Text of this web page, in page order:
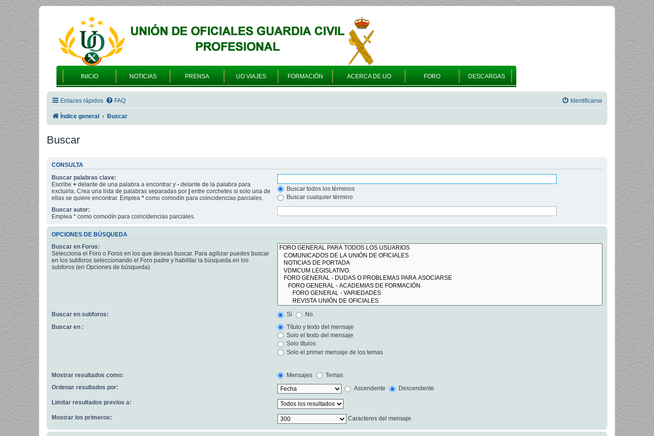
INICIO NOTICIAS PRENSA UO VIAJES FORMACIÓN ACERCA DE UO FORO DESCARGAS
Enlaces rápidos FAQ Identificarse
Índice general Buscar
Buscar
CONSULTA
Buscar palabras clave:
Escribe + delante de una palabra a encontrar y - delante de la palabra para
excluirla. Crea una lista de palabras separadas por
entre corchetes si solo una de
ellas se quiere encontrar. Emplea * como comodín para coincidencias parciales.
Buscar todos los términos
Buscar cualquier término
Buscar autor:
Emplea * como comodín para coincidencias parciales.
OPCIONES DE BÚSQUEDA
Buscar en Foros:
Selecciona el Foro o Foros en los que deseas buscar. Para agilizar puedes buscar
en los subforos seleccionando el Foro padre y habilitar la búsqueda en los
subforos (en Opciones de búsqueda).
Buscar en subforos: Sí
No
Buscar en :
Título y texto del mensaje
Solo el texto del mensaje
Solo títulos
Solo el primer mensaje de los temas
Mostrar resultados como: Mensajes
Temas
Ordenar resultados por:
Ascendente Descendente
Limitar resultados previos a:
Mostrar los primeros: Caracteres del mensaje